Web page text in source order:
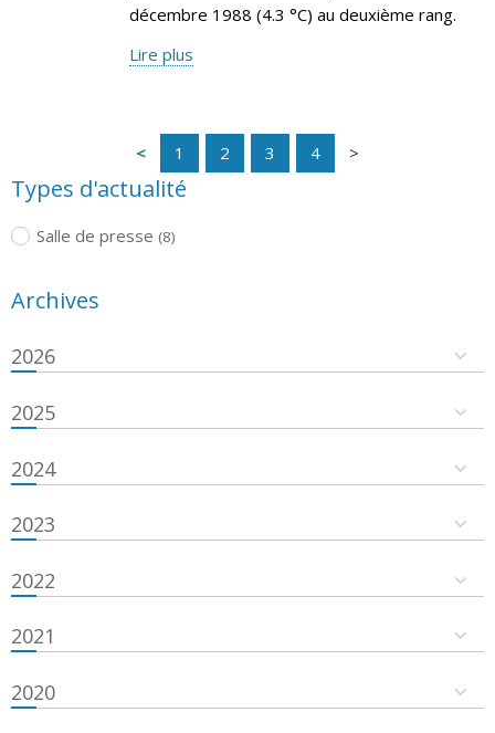
décembre 1988 (4.3 °C) au deuxième rang.
Lire plus
1 2 3 4
Types d'actualité
Salle de presse (8)
Archives
2026
2025
2024
2023
2022
2021
2020